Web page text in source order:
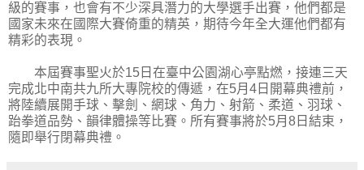
級的賽事，也會有不少深具潛力的大學選手出賽，他們都是
國家未來在國際大賽倚重的精英，期待今年全大運他們都有
精彩的表現。
本屆賽事聖火於15日在臺中公園湖心亭點燃，接連三天
完成北中南共九所大專院校的傳遞，在5月4日開幕典禮前，
將陸續展開手球、擊劍、網球、角力、射箭、柔道、羽球、
跆拳道品勢、韻律體操等比賽。所有賽事將於5月8日結束，
隨即舉行閉幕典禮。